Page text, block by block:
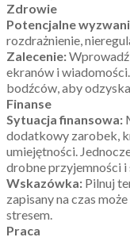
Zdrowie
Potencjalne
rozdrażnienie,
Zalecenie:Wprowadź
ekranów i
bodźców, aby
Finanse
Sytuacja finansowa:
dodatkowy zarobek,
umiejętności.
drobne przyjemności
Wskazówka: Pilnuj
zapisany na czas
stresem.
Praca